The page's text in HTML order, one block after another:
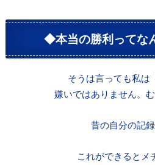
◆本当の勝利ってな
そうは言っても私は
嫌いではありません。む
昔の自分の記
これができるとメ